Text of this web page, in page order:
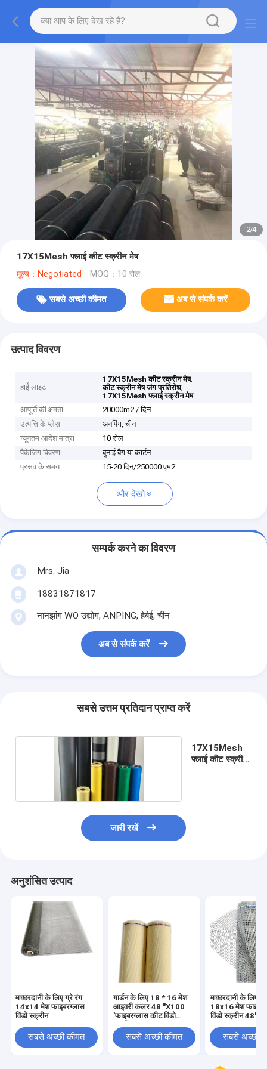
2/4
17X15Mesh फ्लाई कीट स्क्रीन मेष
मूल्य：Negotiated MOQ：10 रोल
सबसे अच्छी कीमत अब से संपर्क करें
उत्पाद विवरण
हाई लाइट
17X15Mesh कीट स्क्रीन मेष,
कीट स्क्रीन मेष जंग प्रतिरोध,
17X15Mesh फ्लाई स्क्रीन मेष
आपूर्ति की क्षमता
20000m2 / दिन
उत्पत्ति के प्लेस
अनपिंग, चीन
न्यूनतम आदेश मात्रा
10 रोल
पैकेजिंग विवरण
बुनाई बैग या कार्टन
प्रसव के समय
15-20 दिन/250000 एम2
और देखो
सम्पर्क करने का विवरण
Mrs. Jia
18831871817
नानझांग WO उद्योग, ANPING, हेबेई, चीन
अब से संपर्क करें
सबसे उत्तम प्रतिदान प्राप्त करें
17X15Mesh
फ्लाई कीट स्क्रीन
जारी रखें
अनुशंसित उत्पाद
मच्छरदानी के लिए ग्रे रंग
14x14 मेश फाइबरग्लास
विंडो स्क्रीन
सबसे अच्छी कीमत
गार्डन के लिए 18 * 16 मेश
आइवरी कलर 48 "X100
'फाइबरग्लास कीट विंडो
सबसे अच्छी कीमत
मच्छरदानी के लिए
18x16 मेश
विंडो स्क्रीन
सबसे अच्छी